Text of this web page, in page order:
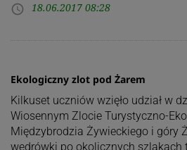
access_time 18.06.2017 08:28
Ekologiczny zlot pod Żarem
Kilkuset uczniów wzięło udział w
Wiosennym Zlocie Turystyczno-
Międzybrodzia Żywieckiego i góry
wędrówki po okolicznych szlakach